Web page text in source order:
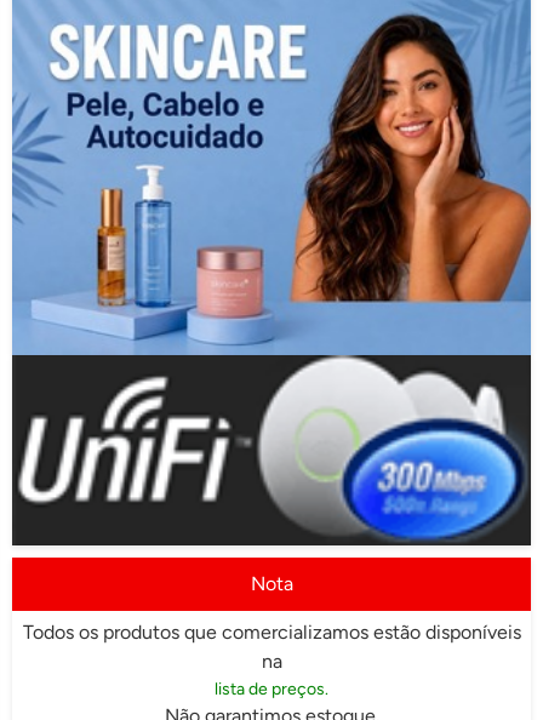
Nota
Todos os produtos que comercializamos estão disponíveis
na
lista de preços.